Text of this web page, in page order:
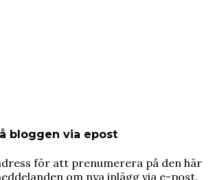
bloggen via epost
för att prenumerera på den här
om nya inlägg via e-post.